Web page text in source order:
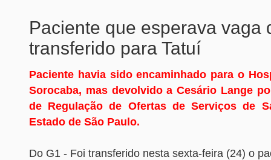
Paciente que esperava vaga
transferido para Tatuí
Paciente havia sido encaminhado para o
Sorocaba, mas devolvido a Cesário Lange
de Regulação de Ofertas de Serviços de
Estado de São Paulo.
Do G1 - Foi transferido nesta sexta-feira (24) o